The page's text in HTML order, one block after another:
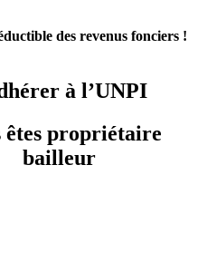
des revenus fonciers !
à l’UNPI
êtes propriétaire
bailleur